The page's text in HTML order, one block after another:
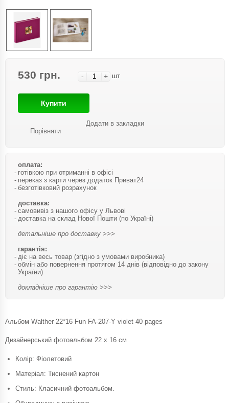
530 грн. - + шт
Купити
Порівняти
Додати в закладки
оплата:
готівкою при отриманні в офісі
переказ з карти через додаток Приват24
безготівковий розрахунок
доставка:
самовивіз з нашого офісу у Львові
доставка на склад Нової Пошти (по Україні)
детальніше про доставку >>>
гарантія:
діє на весь товар (згідно з умовами виробника)
обмін або повернення протягом 14 днів (відповідно до закону
України)
докладніше про гарантію >>>
Альбом Walther 22*16 Fun FA-207-Y violet 40 pages
Дизайнерський фотоальбом 22 x 16 см
Колір: Фіолетовий
Матеріал: Тиснений картон
Стиль: Класичний фотоальбом.